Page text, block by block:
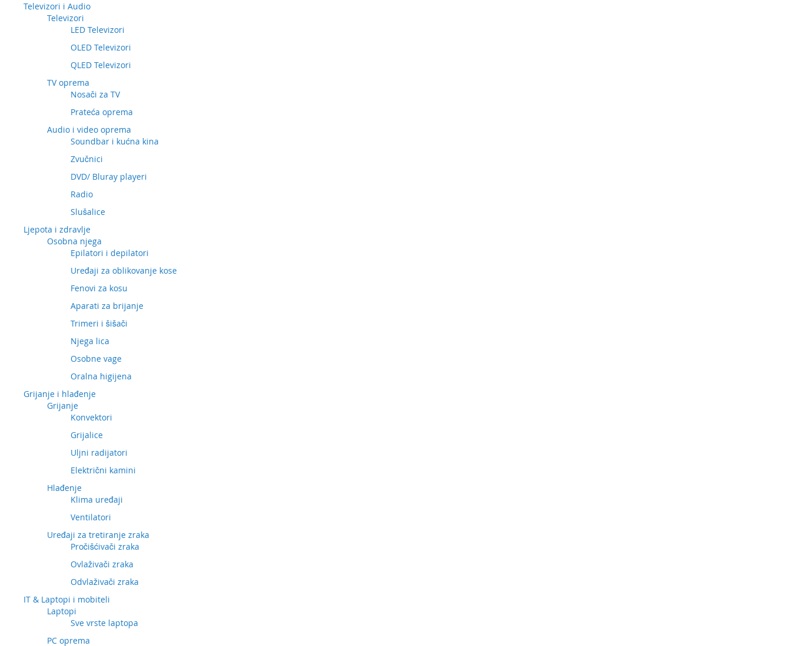
Televizori i Audio
Televizori
LED Televizori
OLED Televizori
QLED Televizori
TV oprema
Nosači za TV
Prateća oprema
Audio i video oprema
Soundbar i kućna kina
Zvučnici
DVD/ Bluray playeri
Radio
Slušalice
Ljepota i zdravlje
Osobna njega
Epilatori i depilatori
Uređaji za oblikovanje kose
Fenovi za kosu
Aparati za brijanje
Trimeri i šišači
Njega lica
Osobne vage
Oralna higijena
Grijanje i hlađenje
Grijanje
Konvektori
Grijalice
Uljni radijatori
Električni kamini
Hlađenje
Klima uređaji
Ventilatori
Uređaji za tretiranje zraka
Pročišćivači zraka
Ovlaživači zraka
Odvlaživači zraka
IT & Laptopi i mobiteli
Laptopi
Sve vrste laptopa
PC oprema